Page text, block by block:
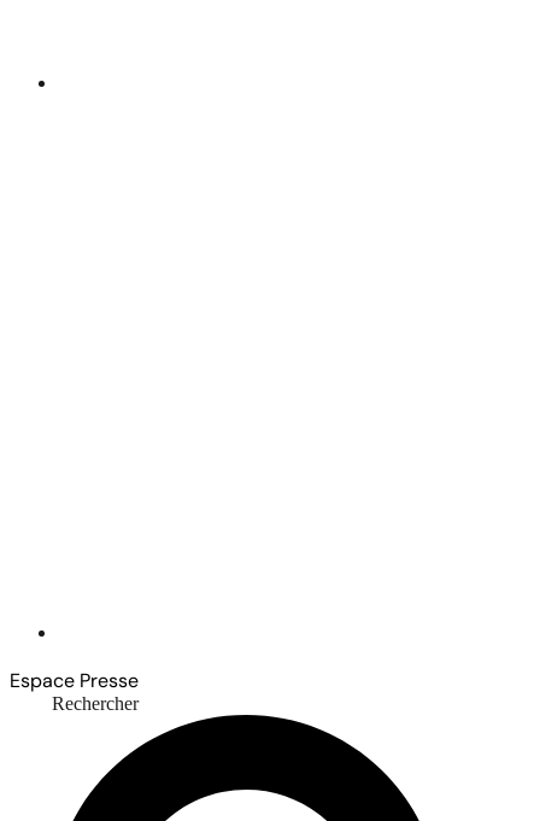
Espace Presse
Rechercher